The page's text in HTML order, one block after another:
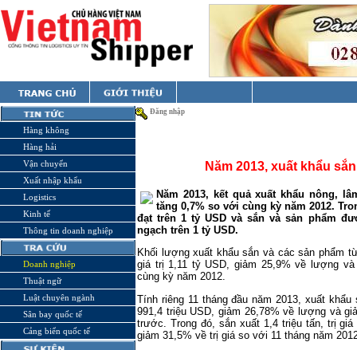
Hàng không
Hàng hải
Vận chuyển
Xuất nhập khẩu
Logistics
Kinh tế
Thông tin doanh nghiệp
Doanh nghiệp
Thuật ngữ
Luật chuyên ngành
Sân bay quốc tế
Cảng biển quốc tế
Đăng nhập
Năm 2013, xuất khẩu
Năm 2013, kết quả xuất khẩu nông,
tăng 0,7% so với cùng kỳ năm 2012.
đạt trên 1 tỷ USD và sắn và sản phẩm
ngạch trên 1 tỷ USD.
Khối lượng xuất khẩu sắn và các sản phẩm
giá trị 1,11 tỷ USD, giảm 25,9% về lượng
cùng kỳ năm 2012.
Tính riêng 11 tháng đầu năm 2013, xuất
991,4 triệu USD, giảm 26,78% về lượng và
trước. Trong đó, sắn xuất 1,4 triệu tấn, trị
giảm 31,5% về trị giá so với 11 tháng năm